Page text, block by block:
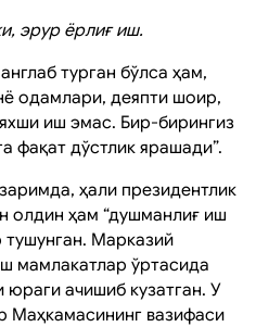
эрур ёрлиғ иш.
турган бўлса ҳам,
одамлари, деяпти шоир,
иш эмас. Бир-бирингиз
фақат дўстлик ярашади”.
ҳали президентлик
олдин ҳам “душманлиғ иш
тушунган. Марказий
мамлакатлар ўртасида
ачишиб кузатган. У
Маҳкамасининг вазифаси